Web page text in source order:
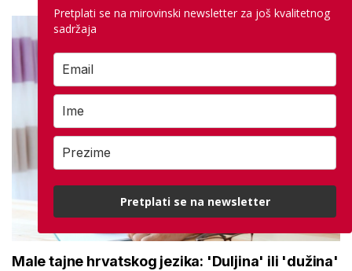
Male tajne hrvatskog jezika: 'Duljina' ili 'dužina'
Pretplati se na mirovinski newsletter za još kvalitetnog
sadržaja
Pretplati se na newsletter